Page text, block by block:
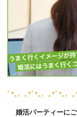
ﾟ*｡，｡*ﾟ*｡，｡*ﾟ*｡，
婚活パーティーに